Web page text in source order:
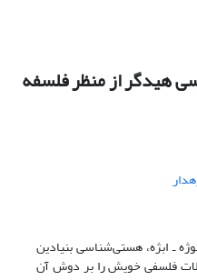
هیدگر از منظر فلسفه
ـ ابژه، هستی‌شناسی بنیادین
فلسفی‌ خویش را بر دوش آن